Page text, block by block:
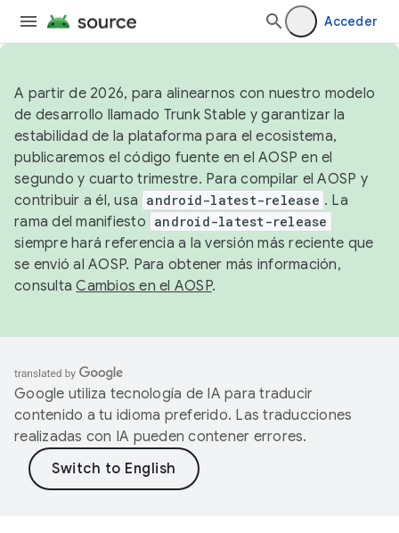
Acceder
A partir de 2026, para alinearnos con nuestro modelo
de desarrollo llamado Trunk Stable y garantizar la
estabilidad de la plataforma para el ecosistema,
publicaremos el código fuente en el AOSP en el
segundo y cuarto trimestre. Para compilar el AOSP y
contribuir a él, usa android-latest-release . La
rama del manifiesto android-latest-release
siempre hará referencia a la versión más reciente que
se envió al AOSP. Para obtener más información,
consultaCambios en el AOSP.
Google utiliza tecnología de IA para traducir
contenido a tu idioma preferido. Las traducciones
realizadas con IA pueden contener errores.